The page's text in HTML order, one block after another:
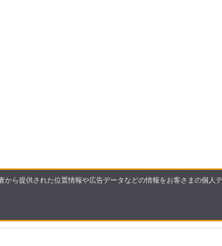
ら提供された位置情報や広告データなどの情報をお客さまの個人